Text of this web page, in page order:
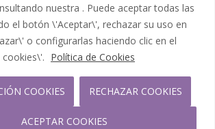
nuestra . Puede aceptar todas las
el botón \'Aceptar\', rechazar su uso en
o configurarlas haciendo clic en el
Política de Cookies
COOKIES RECHAZAR COOKIES
ACEPTAR COOKIES
Copyright 2012 - 2026 |
Facebook
Phone